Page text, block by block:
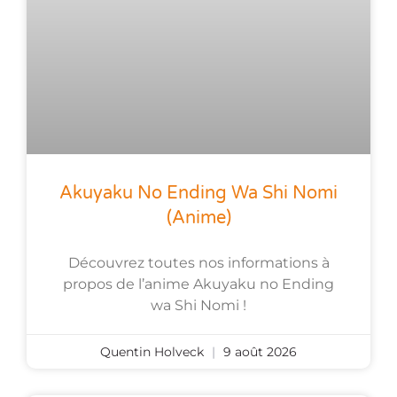
Akuyaku No Ending Wa Shi Nomi
(anime)
Découvrez toutes nos informations à
propos de l’anime Akuyaku no Ending
wa Shi Nomi !
Quentin Holveck 9 août 2026